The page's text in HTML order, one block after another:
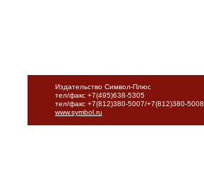
Издательство Символ-Плюс
тел/факс +7(495)638-5305
тел/факс +7(812)380-5007/+7(812)380-5008
www.symbol.ru